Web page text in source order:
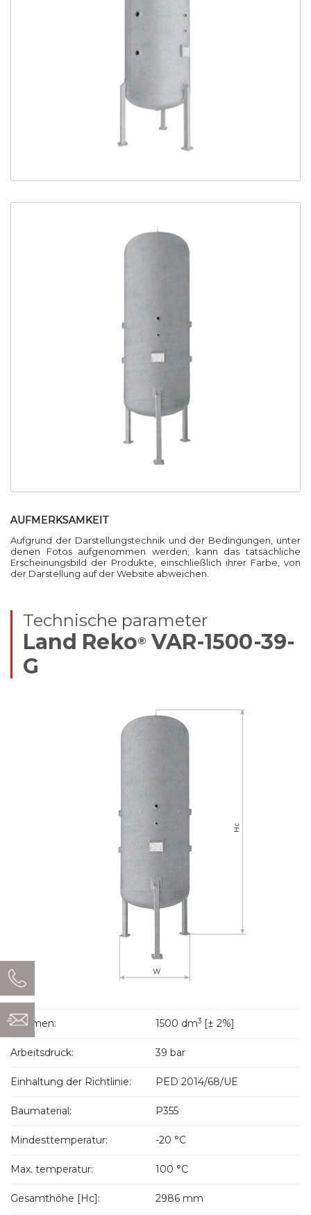
AUFMERKSAMKEIT
Aufgrund der Darstellungstechnik und der Bedingungen, unter
denen Fotos aufgenommen werden, kann das tatsächliche
Erscheinungsbild der Produkte, einschließlich ihrer Farbe, von
der Darstellung auf der Website abweichen.
Technische parameter
Land Reko® VAR-1500-39-
G
Volumen: 1500 dm3 [± 2%]
Arbeitsdruck: 39 bar
Einhaltung der Richtlinie: PED 2014/68/UE
Baumaterial: P355
Mindesttemperatur: -20 °C
Max. temperatur: 100 °C
Gesamthöhe [Hc]: 2986 mm